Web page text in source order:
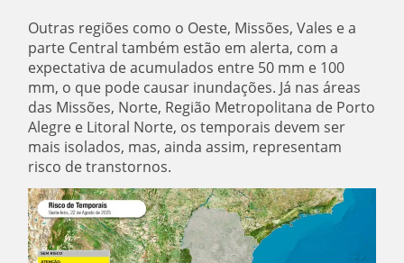
Outras regiões como o Oeste, Missões, Vales e a
parte Central também estão em alerta, com a
expectativa de acumulados entre 50 mm e 100
mm, o que pode causar inundações. Já nas áreas
das Missões, Norte, Região Metropolitana de Porto
Alegre e Litoral Norte, os temporais devem ser
mais isolados, mas, ainda assim, representam
risco de transtornos.